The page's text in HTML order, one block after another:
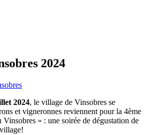
2024
2024, le village de Vinsobres se
et vigneronnes reviennent pour la 4ème
» : une soirée de dégustation de